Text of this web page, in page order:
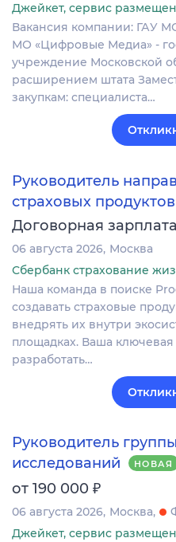
Джейкет, сервис
Вакансия компании:
МО «Цифровые Медиа» -
учреждение Московской
расширением штата
закупкам: специалиста…
Руководитель
страховых продуктов
Договорная зарплата
06 августа 2026 Москва
Сбербанк страхование
Наша команда в поиске
создавать страховые
внедрять их внутри
площадках. Ваша
разработать…
Руководитель
исследований
НОВАЯ
от 190 000 ₽
06 августа 2026 Москва
Джейкет, сервис